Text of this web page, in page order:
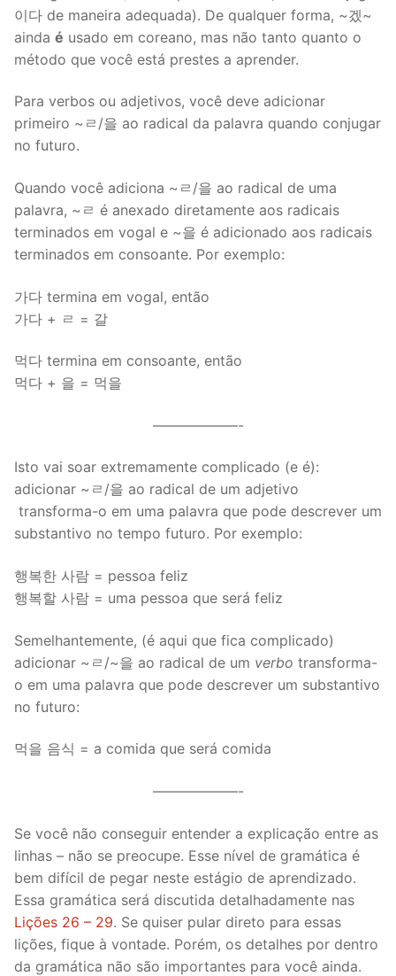
이다 de maneira adequada). De qualquer forma, ~겠~
ainda é usado em coreano, mas não tanto quanto o
método que você está prestes a aprender.
Para verbos ou adjetivos, você deve adicionar
primeiro ~ㄹ/을 ao radical da palavra quando conjugar
no futuro.
Quando você adiciona ~ㄹ/을 ao radical de uma
palavra, ~ㄹ é anexado diretamente aos radicais
terminados em vogal e ~을 é adicionado aos radicais
terminados em consoante. Por exemplo:
가다 termina em vogal, então
가다 + ㄹ = 갈
먹다 termina em consoante, então
먹다 + 을 = 먹을
——————-
Isto vai soar extremamente complicado (e é):
adicionar ~ㄹ/을 ao radical de um adjetivo
transforma-o em uma palavra que pode descrever um
substantivo no tempo futuro. Por exemplo:
행복한 사람 = pessoa feliz
행복할 사람 = uma pessoa que será feliz
Semelhantemente, (é aqui que fica complicado)
adicionar ~ㄹ/~을 ao radical de um verbo transforma-
o em uma palavra que pode descrever um substantivo
no futuro:
먹을 음식 = a comida que será comida
——————-
Se você não conseguir entender a explicação entre as
linhas – não se preocupe. Esse nível de gramática é
bem difícil de pegar neste estágio de aprendizado.
Essa gramática será discutida detalhadamente nas
Lições 26 – 29. Se quiser pular direto para essas
lições, fique à vontade. Porém, os detalhes por dentro
da gramática não são importantes para você ainda.